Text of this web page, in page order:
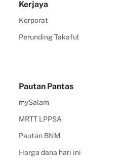
Kerjaya
Korporat
Perunding Takaful
Pautan Pantas
mySalam
MRTT LPPSA
Pautan BNM
Harga dana hari ini